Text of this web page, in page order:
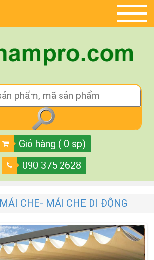
Giỏ hàng ( 0 sp)
090 375 2628
MÁI CHE- MÁI CHE DI ĐỘNG